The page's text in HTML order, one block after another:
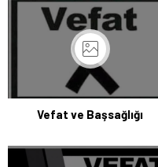
Vefat ve Başsağlığı